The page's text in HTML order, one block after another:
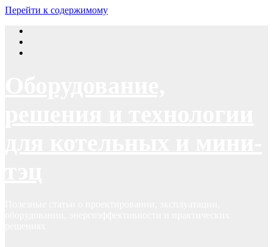
Перейти к содержимому